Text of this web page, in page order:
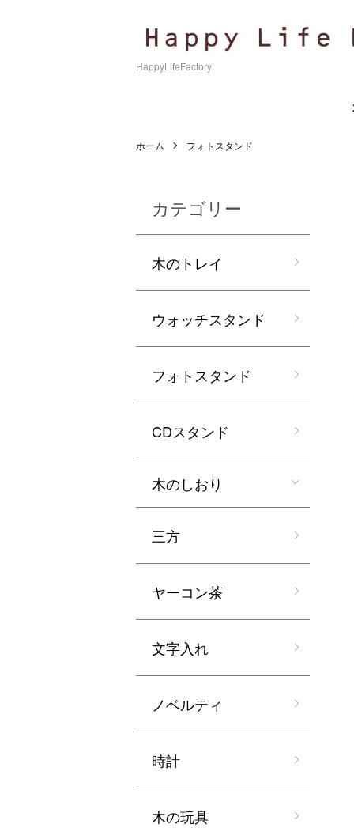
HappyLifeFactory
ホーム フォトスタンド
カテゴリー
木のトレイ
ウォッチスタンド
フォトスタンド
CDスタンド
木のしおり
三方
ヤーコン茶
文字入れ
ノベルティ
時計
木の玩具